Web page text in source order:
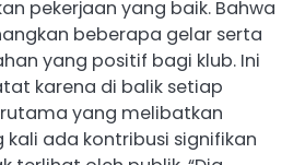
pekerjaan yang baik. Bahwa
beberapa gelar serta
yang positif bagi klub. Ini
karena di balik setiap
yang melibatkan
ada kontribusi signifikan